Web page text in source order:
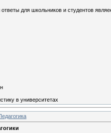
для школьников и студентов
в университетах